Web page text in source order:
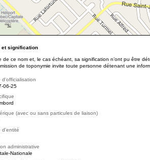
et signification
de ce nom et, le cas échéant, sa signification n’ont pu être
de toponymie invite toute personne détenant une
d'officialisation
06-25
(avec ou sans particules de liaison)
d'entité
administrative
Nationale